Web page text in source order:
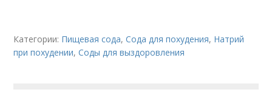
Категории: Пищевая сода,Сода для похудения, Натрий
при похудении,Соды для выздоровления